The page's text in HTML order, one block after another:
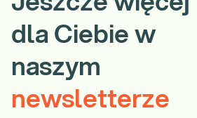
dla Ciebie w
naszym
newsletterze